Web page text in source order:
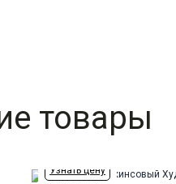
товары
Узнать цену